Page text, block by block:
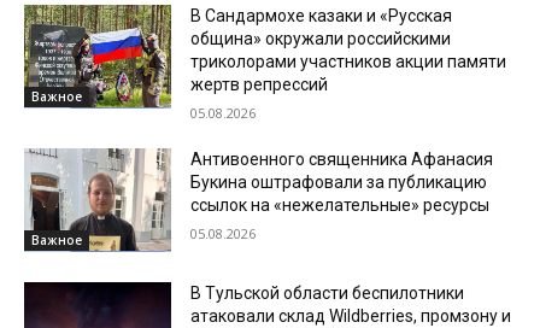
Важное
В Сандармохе казаки и «Русская
община» окружали российскими
триколорами участников акции памяти
жертв репрессий
05.08.2026
Важное
Антивоенного священника Афанасия
Букина оштрафовали за публикацию
ссылок на «нежелательные» ресурсы
05.08.2026
В Тульской области беспилотники
атаковали склад Wildberries, промзону и